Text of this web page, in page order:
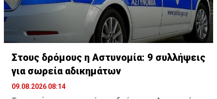
Στους δρόμους η Αστυνομία: 9 συλλήψεις
για σωρεία αδικημάτων
09.08.2026 08:14